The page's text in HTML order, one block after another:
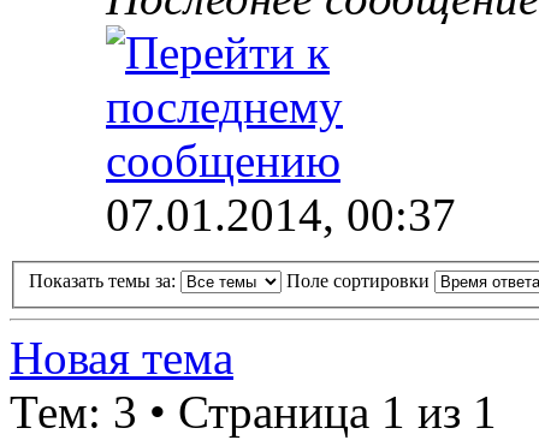
07.01.2014, 00:37
Показать темы за: Поле сортировки
Новая тема
Тем: 3 • Страница 1 из 1